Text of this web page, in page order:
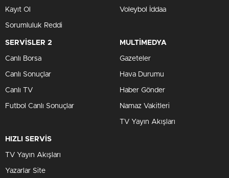
Kayıt Ol
Sorumluluk Reddi
Voleybol İddaa
SERVİSLER 2
Canlı Borsa
Canlı Sonuçlar
Canlı TV
Futbol Canlı Sonuçlar
MULTİMEDYA
Gazeteler
Hava Durumu
Haber Gönder
Namaz Vakitleri
TV Yayın Akışları
HIZLI SERVİS
TV Yayın Akışları
Yazarlar Site